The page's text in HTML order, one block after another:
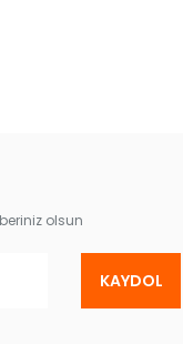
olsun
KAYDOL